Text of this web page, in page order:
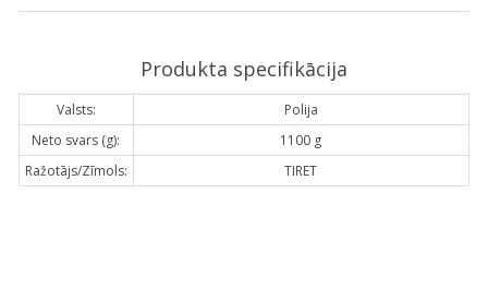
Produkta specifikācija
Valsts:
Polija
Neto svars (g):
1100 g
Ražotājs/Zīmols:
TIRET